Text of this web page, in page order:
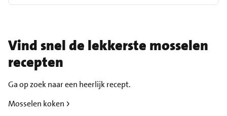
Vind snel de lekkerste mosselen
recepten
Ga op zoek naar een heerlijk recept.
Mosselen koken